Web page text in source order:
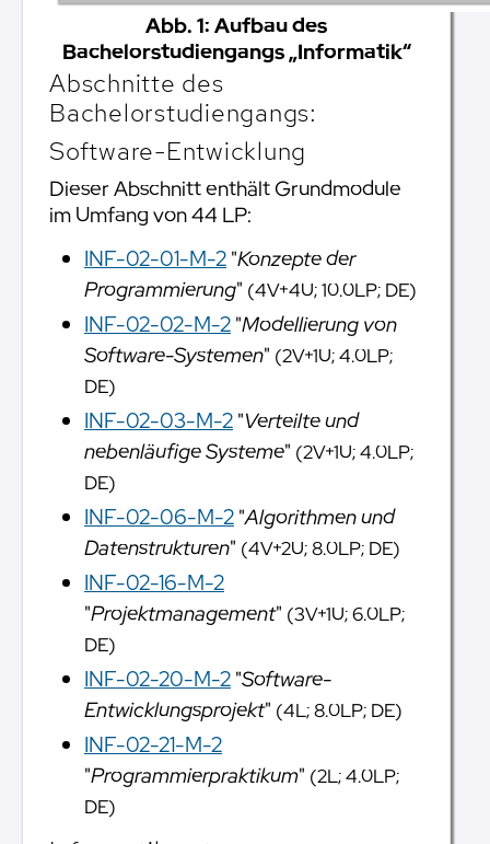
Abb. 1: Aufbau des
Bachelorstudiengangs „Informatik“
Abschnitte des
Bachelorstudiengangs:
Software-Entwicklung
Dieser Abschnitt enthält Grundmodule
im Umfang von 44 LP:
INF-02-01-M-2"Konzepte der
Programmierung" (4V+4U; 10.0LP; DE)
INF-02-02-M-2"Modellierung von
Software-Systemen" (2V+1U; 4.0LP;
DE)
INF-02-03-M-2"Verteilte und
nebenläufige Systeme" (2V+1U; 4.0LP;
DE)
INF-02-06-M-2"Algorithmen und
Datenstrukturen" (4V+2U; 8.0LP; DE)
INF-02-16-M-2
"Projektmanagement" (3V+1U; 6.0LP;
DE)
INF-02-20-M-2"Software-
Entwicklungsprojekt" (4L; 8.0LP; DE)
INF-02-21-M-2
"Programmierpraktikum" (2L; 4.0LP;
DE)